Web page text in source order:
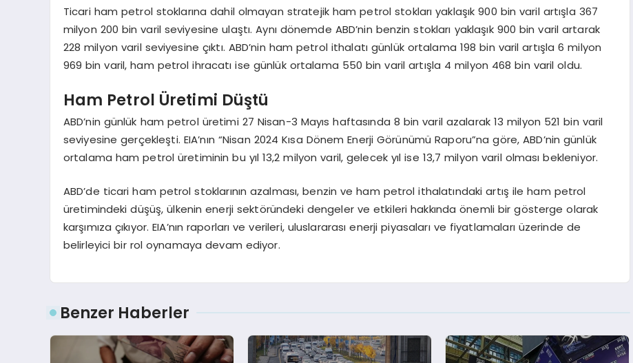
Ticari ham petrol stoklarına dahil olmayan stratejik ham petrol stokları yaklaşık 900 bin varil artışla 367
milyon 200 bin varil seviyesine ulaştı. Aynı dönemde ABD’nin benzin stokları yaklaşık 900 bin varil artarak
228 milyon varil seviyesine çıktı. ABD’nin ham petrol ithalatı günlük ortalama 198 bin varil artışla 6 milyon
969 bin varil, ham petrol ihracatı ise günlük ortalama 550 bin varil artışla 4 milyon 468 bin varil oldu.
Ham Petrol Üretimi Düştü
ABD’nin günlük ham petrol üretimi 27 Nisan-3 Mayıs haftasında 8 bin varil azalarak 13 milyon 521 bin varil
seviyesine gerçekleşti. EIA’nın “Nisan 2024 Kısa Dönem Enerji Görünümü Raporu”na göre, ABD’nin günlük
ortalama ham petrol üretiminin bu yıl 13,2 milyon varil, gelecek yıl ise 13,7 milyon varil olması bekleniyor.
ABD’de ticari ham petrol stoklarının azalması, benzin ve ham petrol ithalatındaki artış ile ham petrol
üretimindeki düşüş, ülkenin enerji sektöründeki dengeler ve etkileri hakkında önemli bir gösterge olarak
karşımıza çıkıyor. EIA’nın raporları ve verileri, uluslararası enerji piyasaları ve fiyatlamaları üzerinde de
belirleyici bir rol oynamaya devam ediyor.
Benzer Haberler